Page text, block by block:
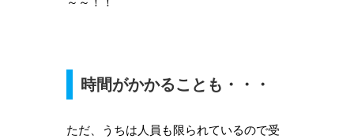
時間がかかることも・・・
ただ、うちは人員も限られているので受